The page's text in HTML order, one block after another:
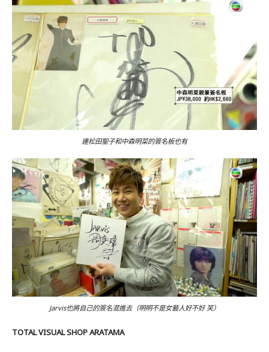
連松田聖子和中森明菜的簽名板也有
Jarvis也將自己的簽名混進去（明明不是女藝人好不好 笑）
TOTAL VISUAL SHOP ARATAMA